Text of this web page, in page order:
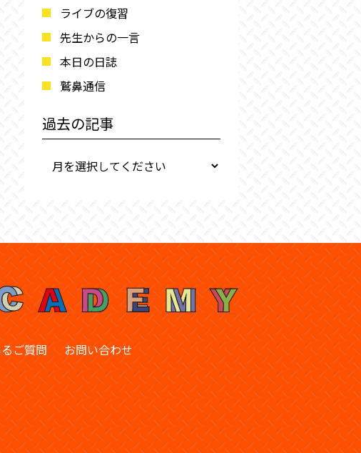
ライブの復習
先生からの一言
本日の日誌
鷲鼻通信
過去の記事
ご質問 お問い合わせ